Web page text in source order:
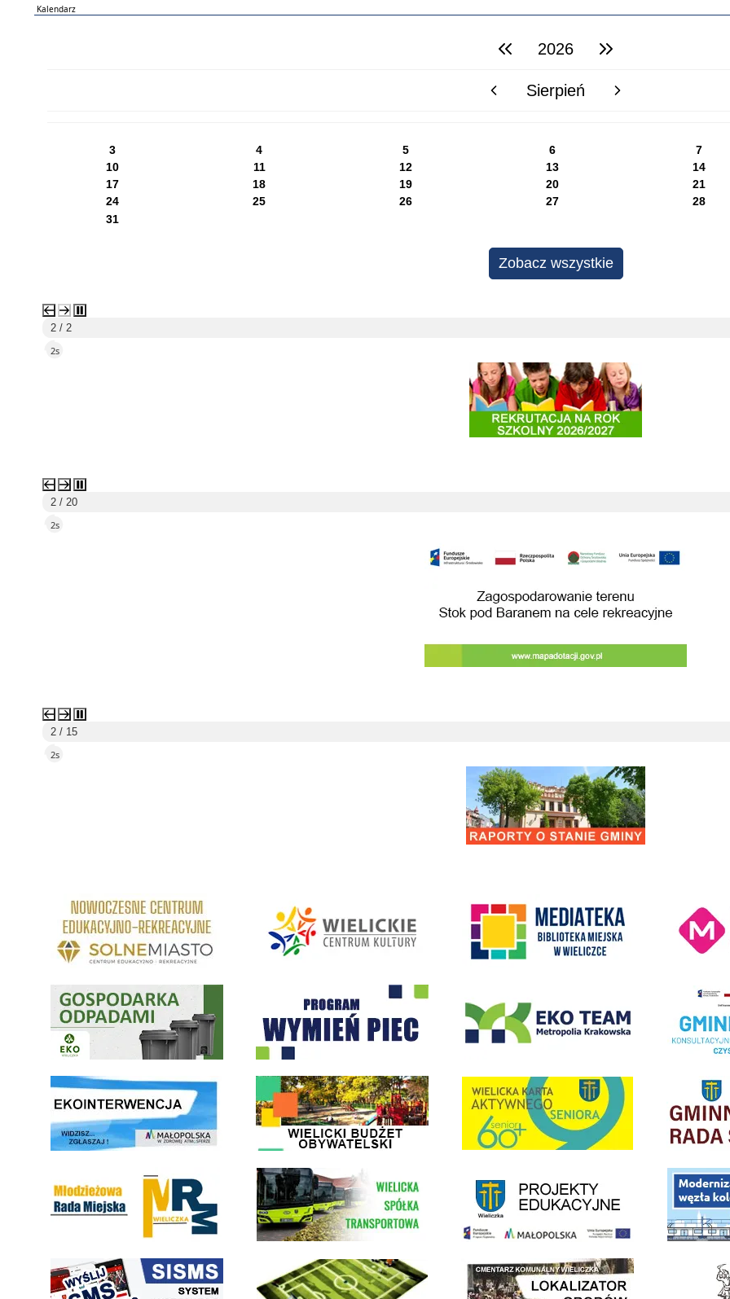
Kalendarz
poprzedni rok2026 następny rok
poprzedni miesiącSierpień następny miesiąc
3
4 5 6 7
10
11 12 13 14
17
18 19 20 21
24
25 26 27 28
31
Zobacz wszystkie
1 / 2
5s
Projekty edukacyjne
3 / 20
5s
Budowa przebudowa drog prowadzacych do
3 / 15
5s
Remont drogi gminnej 560861K ul. Juliusza
link do strony Centrum Edukacyjno Rekreacyjne
Gospodarka odpadami na terenie Miasta i Gminy Wieliczka Realizacja
link do strony ekointerwencja dot.- powietrza link do strony - Wielicki Budżet Obywatelski link do strony Wielicka Karta Aktywnego Seniora link do strony
link do strony Wielickiej Spółki Transportowej link do strony - projekty edukacyjne dofinansowane z Europejskiego
link do opisu
link do strony systemu wczesnego ostrzegania mieszkańców SISMSlink do opisu projektu Wielickie Orliki link do lokalizatora grobów na wielickim cmentarzu - grobnetlink do strony -